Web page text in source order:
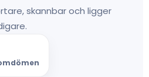
skannbar och ligger